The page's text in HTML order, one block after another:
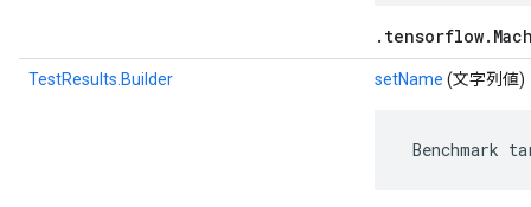
TestResults.Builder setName (文字列値)
Benchmark